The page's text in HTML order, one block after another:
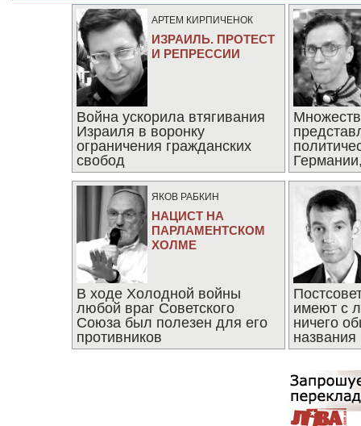
АРТЕМ КИРПИЧЕНОК
ИЗРАИЛЬ. ПРОТЕСТ
И РЕПРЕССИИ
Война ускорила втягивания
Израиля в воронку
ограничения гражданских
свобод
ЯКОВ РАБКИН
НАЦИСТ НА
ПАРЛАМЕНТСКОМ
ХОЛМЕ
В ходе Холодной войны
любой враг Советского
Союза был полезен для его
противников
имеют с
ничего
названия